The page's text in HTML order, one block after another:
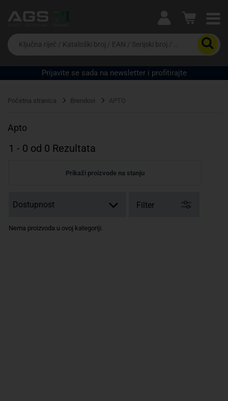
Ova postavka prilagođava asortiman proizvoda i
cijene vašim potrebama.
Da
biste
potražili
proizvod,
unesite
riječ,
EAN
ili
serijski
Prijavite se sada na newsletter i profitirajte
Početna stranica Brendovi APTO
Apto
1 - 0 od 0 Rezultata
Prikaži proizvode na stanju
Filter
Nema proizvoda u ovoj kategoriji.